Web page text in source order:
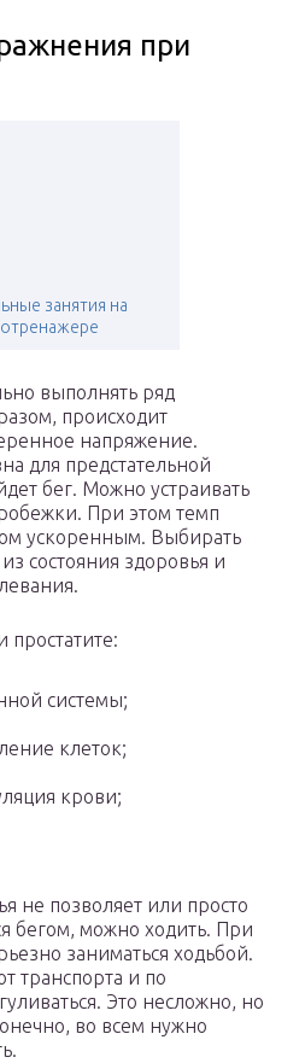
при
занятия на
выполнять ряд
происходит
напряжение.
для предстательной
бег. Можно устраивать
При этом темп
ускоренным. Выбирать
состояния здоровья и
простатите:
системы;
клеток;
крови;
не позволяет или просто
бегом, можно ходить. При
заниматься ходьбой.
транспорта и по
Это несложно, но
во всем нужно